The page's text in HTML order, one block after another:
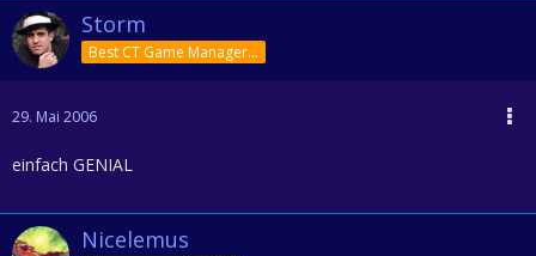
Storm
Best CT Game Manager 2013
29. Mai 2006
einfach GENIAL
Nicelemus